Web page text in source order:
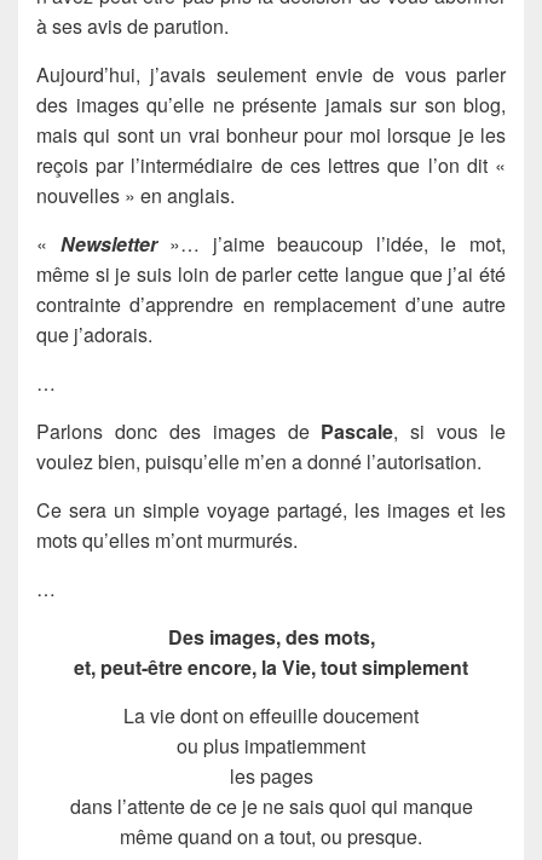
à ses avis de parution.
Aujourd’hui, j’avais seulement envie de vous parler
des images qu’elle ne présente jamais sur son blog,
mais qui sont un vrai bonheur pour moi lorsque je les
reçois par l’intermédiaire de ces lettres que l’on dit «
nouvelles » en anglais.
« Newsletter »… j’aime beaucoup l’idée, le mot,
même si je suis loin de parler cette langue que j’ai été
contrainte d’apprendre en remplacement d’une autre
que j’adorais.
…
Parlons donc des images de Pascale, si vous le
voulez bien, puisqu’elle m’en a donné l’autorisation.
Ce sera un simple voyage partagé, les images et les
mots qu’elles m’ont murmurés.
…
Des images, des mots,
et, peut-être encore, la Vie, tout simplement
La vie dont on effeuille doucement
ou plus impatiemment
les pages
dans l’attente de ce je ne sais quoi qui manque
même quand on a tout, ou presque.